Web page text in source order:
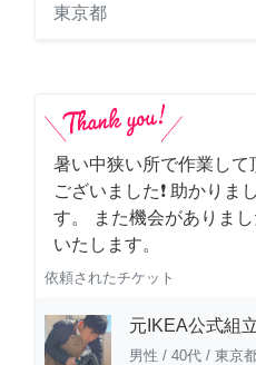
東京都
暑い中狭い所で作業して
ございました❗️ 助かりま
す。 また機会がありま
いたします。
依頼されたチケット
元IKEA公式組
男性 / 40代 / 東京